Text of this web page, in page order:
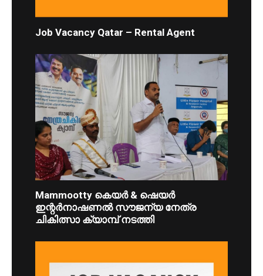
Job Vacancy Qatar – Rental Agent
Mammootty കെയർ & ഷെയർ
ഇന്റർനാഷണൽ സൗജന്യ നേത്ര
ചികിത്സാ ക്യാമ്പ് നടത്തി